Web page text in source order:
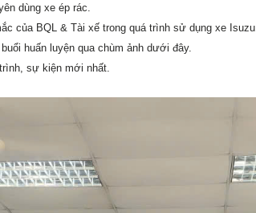
dùng xe ép rác.
của BQL & Tài xế trong quá trình sử dụng xe Isuzu.
huấn luyện qua chùm ảnh dưới đây.
sự kiện mới nhất.